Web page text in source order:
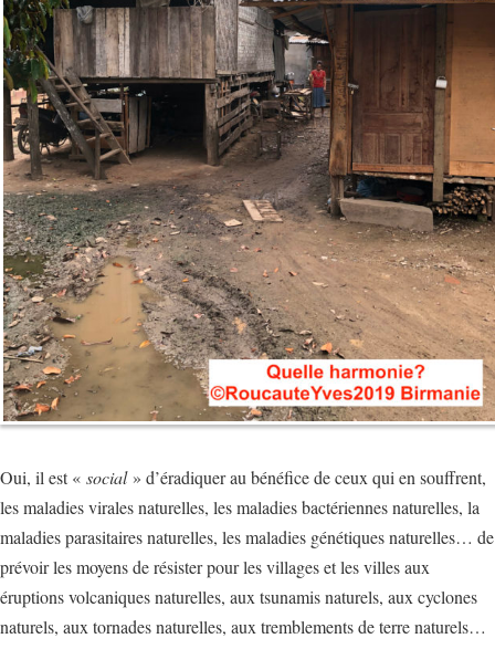
Oui, il est « social» d’éradiquer au bénéfice de ceux qui en souffrent,
les maladies virales naturelles, les maladies bactériennes naturelles, la
maladies parasitaires naturelles, les maladies génétiques naturelles… de
prévoir les moyens de résister pour les villages et les villes aux
éruptions volcaniques naturelles, aux tsunamis naturels, aux cyclones
naturels, aux tornades naturelles, aux tremblements de terre naturels…